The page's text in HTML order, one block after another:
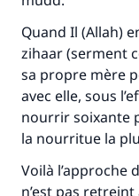
Quand Il (Allah)
zihaar (serment
sa propre mère
avec elle, sous
nourrir soixante
la nourritue la
Voilà l’approche
n’est pas